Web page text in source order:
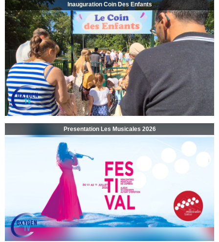
Inauguration Coin Des Enfants
Presentation Les Musicales 2026